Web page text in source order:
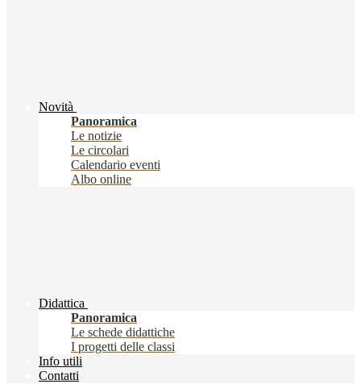
Novità
Panoramica
Le notizie
Le circolari
Calendario eventi
Albo online
Didattica
Panoramica
Le schede didattiche
I progetti delle classi
Info utili
Contatti